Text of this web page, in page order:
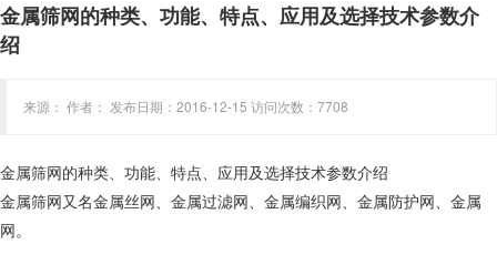
金属筛网的种类、功能、特点、应用及选择技术参数介
绍
来源： 作者： 发布日期：2016-12-15 访问次数：7708
金属筛网的种类、功能、特点、应用及选择技术参数介绍
金属筛网又名金属丝网、金属过滤网、金属编织网、金属防护网、金属
网。